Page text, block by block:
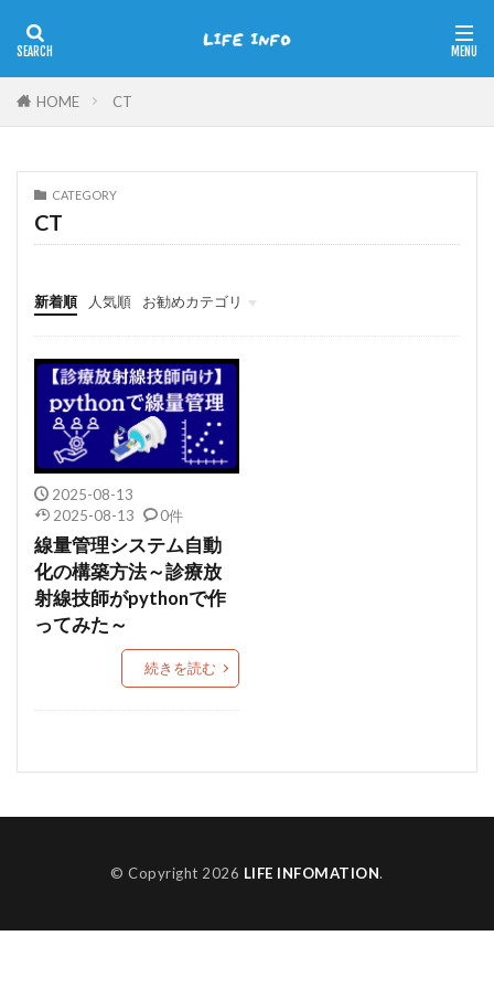
HOME CT
CATEGORY
CT
新着順 人気順 お勧めカテゴリ
パソコン
2025-08-13
2025-08-13
0件
線量管理システム自動
化の構築方法～診療放
射線技師がpythonで作
ってみた～
続きを読む
© Copyright 2026 LIFE INFOMATION.